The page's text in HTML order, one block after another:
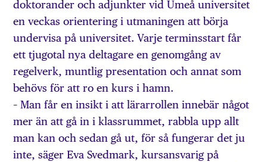
doktorander och adjunkter vid Umeå universitet
en veckas orientering i utmaningen att börja
undervisa på universitet. Varje terminsstart får
ett tjugotal nya deltagare en genomgång av
regelverk, muntlig presentation och annat som
behövs för att ro en kurs i hamn.
– Man får en insikt i att lärarrollen innebär något
mer än att gå in i klassrummet, rabbla upp allt
man kan och sedan gå ut, för så fungerar det ju
inte, säger Eva Svedmark, kursansvarig på